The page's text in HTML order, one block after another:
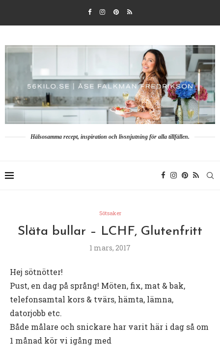
Hälsosamma recept, inspiration och livsnjutning för alla tillfällen.
Sötsaker
Släta bullar – LCHF, Glutenfritt
1 mars, 2017
Hej sötnötter!
Pust, en dag på språng! Möten, fix, mat & bak,
telefonsamtal kors & tvärs, hämta, lämna,
datorjobb etc.
Både målare och snickare har varit här i dag så om
1 månad kör vi igång med